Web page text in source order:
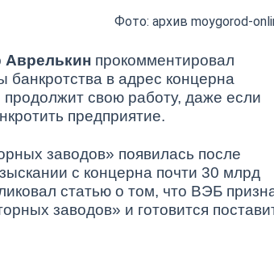
Фото: архив moygorod-
прокомментировал
в адрес концерна
свою работу, даже если
предприятие.
заводов» появилась после
с концерна почти 30 млрд
статью о том, что ВЭБ
заводов» и готовится